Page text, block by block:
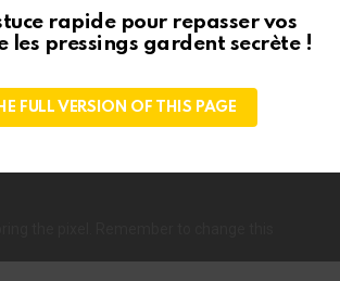
rapide pour repasser vos
les pressings gardent secrète !
FULL VERSION OF THIS PAGE